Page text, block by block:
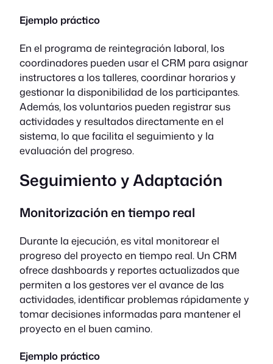
Ejemplo práctico
En el programa de reintegración laboral, los
coordinadores pueden usar el CRM para asignar
instructores a los talleres, coordinar horarios y
gestionar la disponibilidad de los participantes.
Además, los voluntarios pueden registrar sus
actividades y resultados directamente en el
sistema, lo que facilita el seguimiento y la
evaluación del progreso.
Seguimiento y Adaptación
Monitorización en tiempo real
Durante la ejecución, es vital monitorear el
progreso del proyecto en tiempo real. Un CRM
ofrece dashboards y reportes actualizados que
permiten a los gestores ver el avance de las
actividades, identificar problemas rápidamente y
tomar decisiones informadas para mantener el
proyecto en el buen camino.
Ejemplo práctico